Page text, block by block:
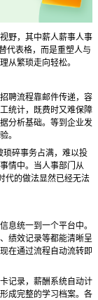
野，其中薪人薪事人事
代表格，而是重塑人与
从繁琐走向轻松。
聘流程靠邮件传递，容
统计，既费时又难保障
分析基础。等到企业发
。
碎事务占满，难以投
情中。当人事部门从
代的做法显然已经无法
统一到一个平台中。
绩效记录等都能清晰呈
在通过流程自动流转即
记录，薪酬系统自动计
成完整的学习档案。各